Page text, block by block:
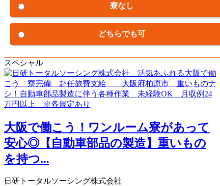
寮なし
どちらでも可
スペシャル
大阪で働こう！ワンルーム寮があって
安心◎【自動車部品の製造】重いもの
を持つ...
日研トータルソーシング株式会社